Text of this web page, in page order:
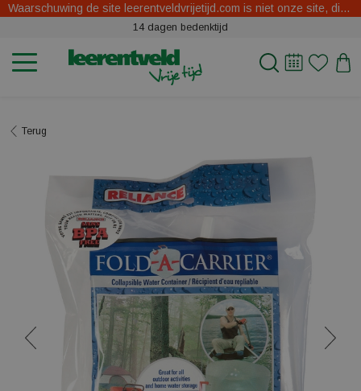
Waarschuwing de site leerentveldvrijetijd.com is niet onze site, dit zijn oplichters.
14 dagen bedenktijd
Terug